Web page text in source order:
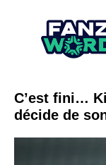
C’est fini…
décide de